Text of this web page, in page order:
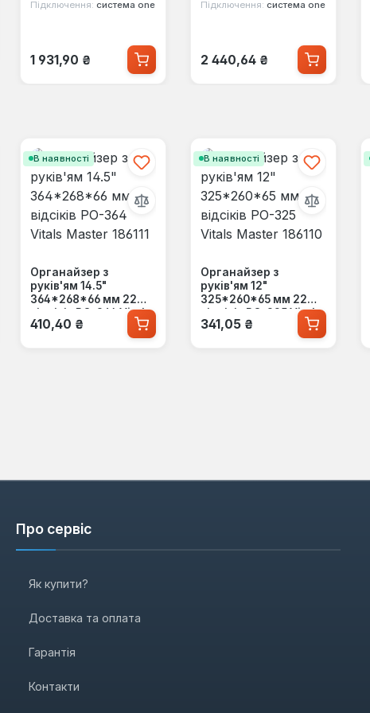
(ORGQXL2LBCZAPG00
Підключення: система one
Звичайна ціна:
1 931,90 ₴
)Підключення: система one
Звичайна ціна:
2 440,64 ₴
В наявності
Органайзер з
руків'ям 14.5"
364*268*66 мм 22
відсіків PO-364 Vitals
Master 186111
Звичайна ціна:
410,40 ₴
В наявності
Органайзер з
руків'ям 12"
325*260*65 мм 22
відсіків PO-325 Vitals
Master 186110
Звичайна ціна:
341,05 ₴
Про сервіс
Як купити?
Доставка та оплата
Гарантія
Контакти